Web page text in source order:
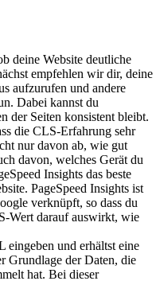
deine Website deutliche
empfehlen wir dir, deine
aufzurufen und andere
Dabei kannst du
der Seiten konsistent bleibt.
die CLS-Erfahrung sehr
nur davon ab, wie gut
davon, welches Gerät du
Insights das beste
PageSpeed Insights ist
verknüpft, so dass du
Wert darauf auswirkt, wie
eingeben und erhältst eine
Grundlage der Daten, die
hat. Bei dieser